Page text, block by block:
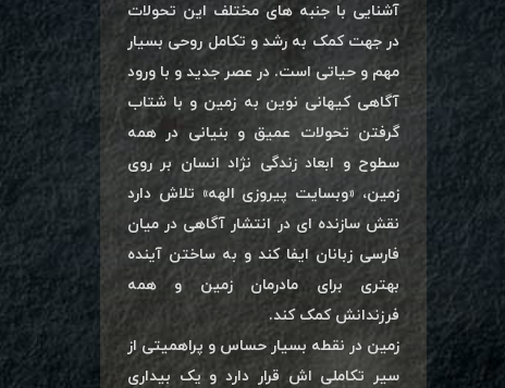
آشنایی با جنبه های مختلف این تحولات
در جهت کمک به رشد و تکامل روحی بسیار
مهم و حیاتی است. در عصر جدید و با ورود
آگاهی کیهانی نوین به زمین و با شتاب
گرفتن تحولات عمیق و بنیانی در همه
سطوح و ابعاد زندگی نژاد انسان بر روی
زمین، «وبسایت پیروزی الهه» تلاش دارد
نقش سازنده ای در انتشار آگاهی در میان
فارسی زبانان ایفا کند و به ساختن آینده
بهتری برای مادرمان زمین و همه
فرزندانش کمک کند.
زمین در نقطه بسیار حساس و پراهمیتی از
سیر تکاملی اش قرار دارد و یک بیداری